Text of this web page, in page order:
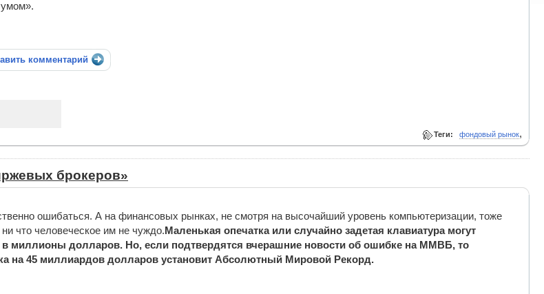
комментарий
Теги: фондовый рынок,
брокеров»
ошибаться. А на финансовых рынках, не смотря на высочайший уровень компьютеризации, тоже
что человеческое им не чуждо. Маленькая опечатка или случайно задетая клавиатура могут
в миллионы долларов. Но, если подтвердятся вчерашние новости об ошибке на ММВБ, то
на 45 миллиардов долларов установит Абсолютный Мировой Рекорд.